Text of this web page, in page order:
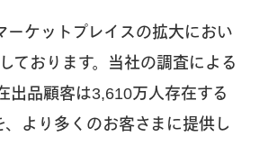
ーケットプレイスの拡大におい
ております。当社の調査による
出品顧客は3,610万人存在する
より多くのお客さまに提供し